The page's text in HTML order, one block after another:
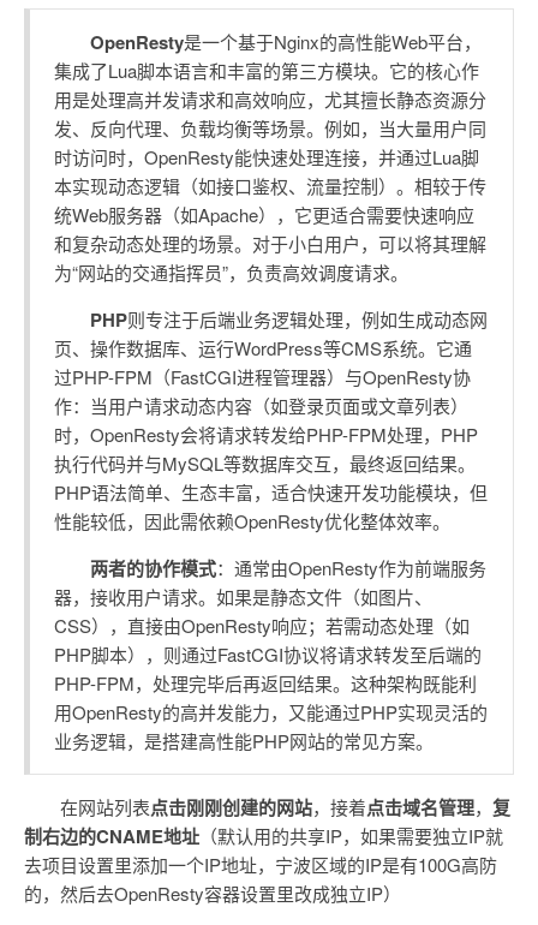
OpenResty是一个基于Nginx的高性能Web平台，
集成了Lua脚本语言和丰富的第三方模块。它的核心作
用是处理高并发请求和高效响应，尤其擅长静态资源分
发、反向代理、负载均衡等场景。例如，当大量用户同
时访问时，OpenResty能快速处理连接，并通过Lua脚
本实现动态逻辑（如接口鉴权、流量控制）。相较于传
统Web服务器（如Apache），它更适合需要快速响应
和复杂动态处理的场景。对于小白用户，可以将其理解
为“网站的交通指挥员”，负责高效调度请求。
PHP则专注于后端业务逻辑处理，例如生成动态网
页、操作数据库、运行WordPress等CMS系统。它通
过PHP-FPM（FastCGI进程管理器）与OpenResty协
作：当用户请求动态内容（如登录页面或文章列表）
时，OpenResty会将请求转发给PHP-FPM处理，PHP
执行代码并与MySQL等数据库交互，最终返回结果。
PHP语法简单、生态丰富，适合快速开发功能模块，但
性能较低，因此需依赖OpenResty优化整体效率。
两者的协作模式：通常由OpenResty作为前端服务
器，接收用户请求。如果是静态文件（如图片、
CSS），直接由OpenResty响应；若需动态处理（如
PHP脚本），则通过FastCGI协议将请求转发至后端的
PHP-FPM，处理完毕后再返回结果。这种架构既能利
用OpenResty的高并发能力，又能通过PHP实现灵活的
业务逻辑，是搭建高性能PHP网站的常见方案。
在网站列表点击刚刚创建的网站，接着点击域名管理， 复
制右边的CNAME地址 （默认用的共享IP，如果需要独立IP就
去项目设置里添加一个IP地址，宁波区域的IP是有100G高防
的，然后去OpenResty容器设置里改成独立IP）